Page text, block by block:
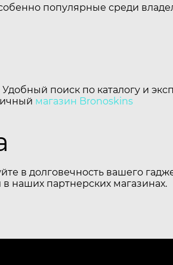
популярные среди
поиск по каталогу и
магазин Bronoskins
в долговечность вашего
наших партнерских магазинах.